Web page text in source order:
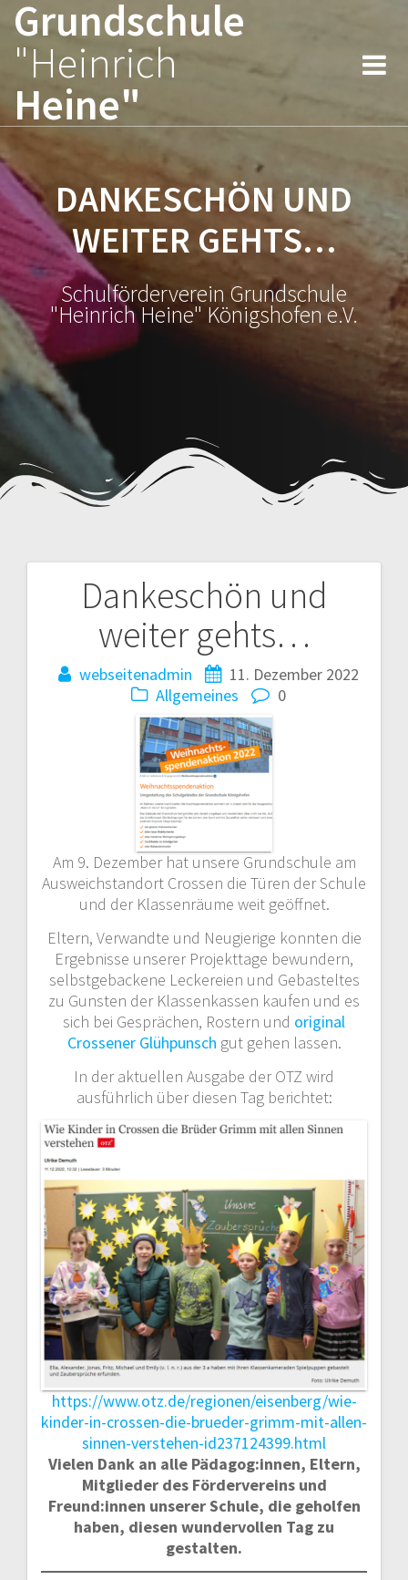
Zum
Inhalt
Grundschule
"Heinrich
Heine"
DANKESCHÖN UND
WEITER GEHTS…
Schulförderverein Grundschule
"Heinrich Heine" Königshofen e.V.
Dankeschön und
weiter gehts…
webseitenadmin
11. Dezember 2022
Allgemeines
0
Am 9. Dezember hat unsere Grundschule am
Ausweichstandort Crossen die Türen der Schule
und der Klassenräume weit geöffnet.
Eltern, Verwandte und Neugierige konnten die
Ergebnisse unserer Projekttage bewundern,
selbstgebackene Leckereien und Gebasteltes
zu Gunsten der Klassenkassen kaufen und es
sich bei Gesprächen, Rostern und original
Crossener Glühpunsch gut gehen lassen.
In der aktuellen Ausgabe der OTZ wird
ausführlich über diesen Tag berichtet:
https://www.otz.de/regionen/eisenberg/wie-
kinder-in-crossen-die-brueder-grimm-mit-allen-
sinnen-verstehen-id237124399.html
Vielen Dank an alle Pädagog:innen, Eltern,
Mitglieder des Fördervereins und
Freund:innen unserer Schule, die geholfen
haben, diesen wundervollen Tag zu
gestalten.
Beitragsnavigation